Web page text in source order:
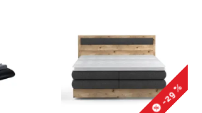
-29 %